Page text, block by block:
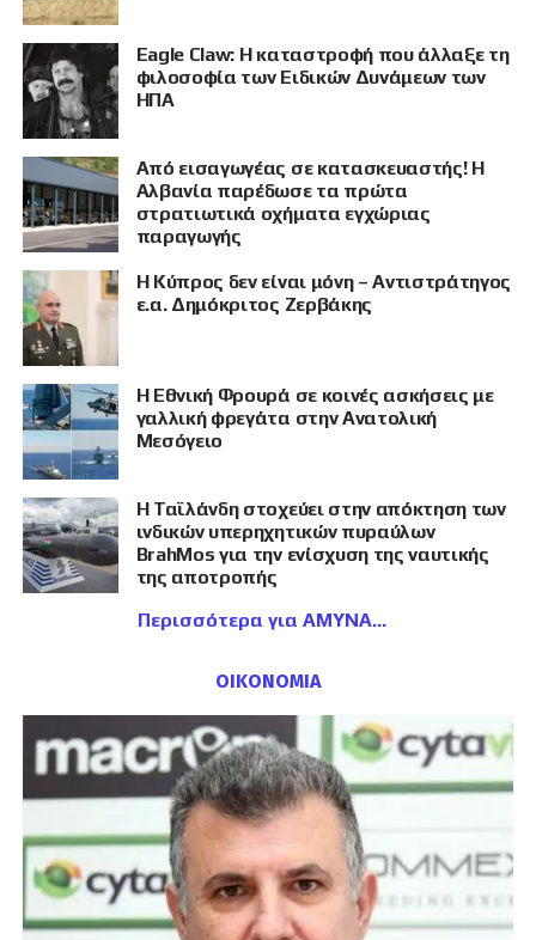
Eagle Claw: Η καταστροφή που άλλαξε τη
φιλοσοφία των Ειδικών Δυνάμεων των
ΗΠΑ
Από εισαγωγέας σε κατασκευαστής! Η
Αλβανία παρέδωσε τα πρώτα
στρατιωτικά οχήματα εγχώριας
παραγωγής
Η Κύπρος δεν είναι μόνη – Αντιστράτηγος
ε.α. Δημόκριτος Ζερβάκης
Η Εθνική Φρουρά σε κοινές ασκήσεις με
γαλλική φρεγάτα στην Ανατολική
Μεσόγειο
Η Ταϊλάνδη στοχεύει στην απόκτηση των
ινδικών υπερηχητικών πυραύλων
BrahMos για την ενίσχυση της ναυτικής
της αποτροπής
Περισσότερα για ΑΜΥΝΑ
ΟΙΚΟΝΟΜΙΑ